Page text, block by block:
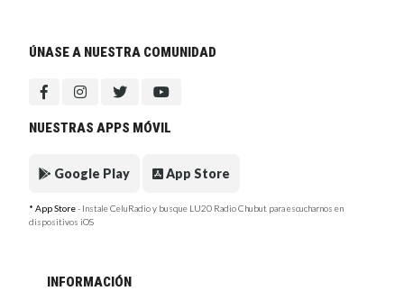
ÚNASE A NUESTRA COMUNIDAD
NUESTRAS APPS MÓVIL
Google Play App Store
* App Store- Instale CeluRadio y busque LU20 Radio Chubut para escucharnos en
dispositivos iOS
INFORMACIÓN